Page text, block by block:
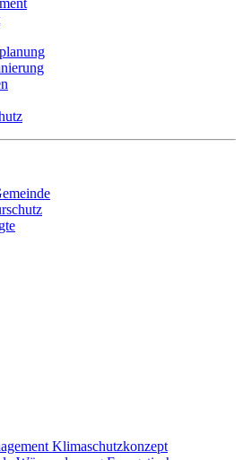
Klimaschutzkonzept